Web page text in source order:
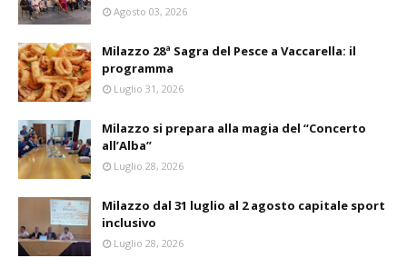
Agosto 03, 2026
Milazzo 28ª Sagra del Pesce a Vaccarella: il
programma
Luglio 31, 2026
Milazzo si prepara alla magia del “Concerto
all’Alba”
Luglio 28, 2026
Milazzo dal 31 luglio al 2 agosto capitale sport
inclusivo
Luglio 28, 2026